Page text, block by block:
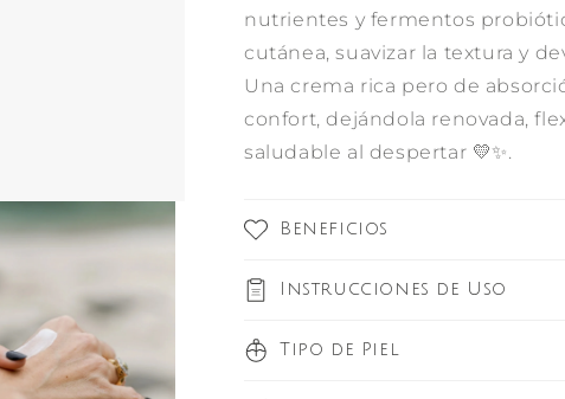
nutrientes y fermentos
cutánea, suavizar la textura y
Una crema rica pero de
confort, dejándola renovada,
saludable al despertar 💛✨.
Beneficios
Instrucciones de Uso
Tipo de Piel